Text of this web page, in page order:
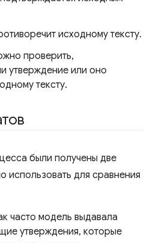
исходному тексту.
проверить,
утверждение или оно
тексту.
были получены две
использовать для сравнения
часто модель выдавала
утверждения, которые